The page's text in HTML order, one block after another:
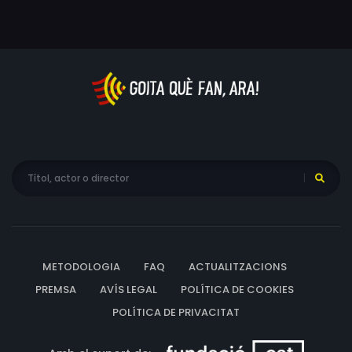
de “troba les diferències” amb unes regles molt
estrictes.3. "Under the endless sky". Alexandra
records i per què tenen un significat especial per a les
fins llavors inseparables.5. "From the top". Rich Farris
(Regne Unit, 2023)A Robin li agradava tocar la bateria
METODOLOGIA FAQ
ACTUALITZACIONS
PREMSA
AVÍS LEGAL
POLÍTICA DE COOKIES
POLÍTICA DE PRIVACITAT